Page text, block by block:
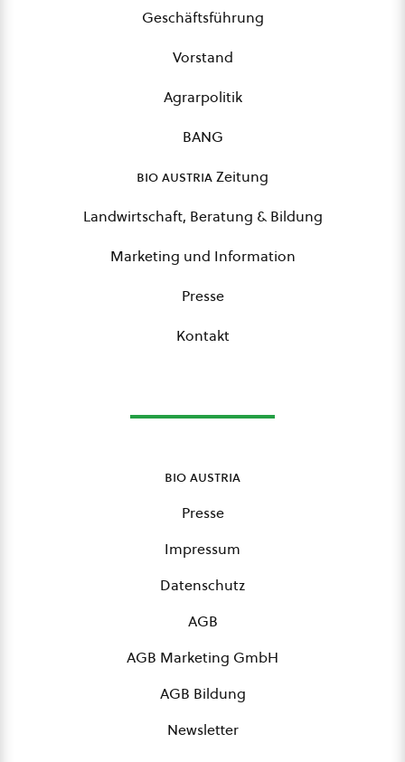
Geschäftsführung
Vorstand
Agrarpolitik
BANG
bio austriaZeitung
Landwirtschaft, Beratung & Bildung
Marketing und Information
Presse
Kontakt
bio austria
Presse
Impressum
Datenschutz
AGB
AGB Marketing GmbH
AGB Bildung
Newsletter